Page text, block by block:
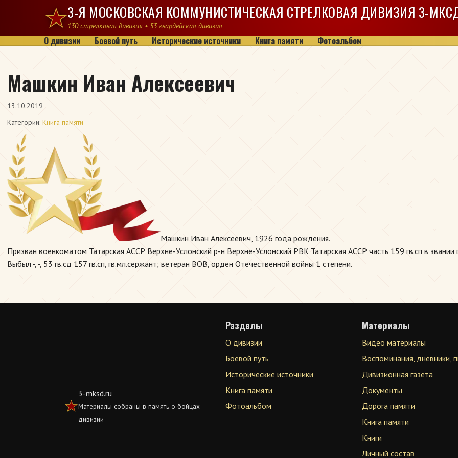
Перейти к содержимому3-Я МОСКОВСКАЯ КОММУНИСТИЧЕСКАЯ СТРЕЛКОВАЯ ДИВИЗИЯ 3-
130 стрелковая дивизия • 53 гвардейская дивизия
О дивизии Боевой путь Исторические источники Книга памяти Фотоальбом
Машкин Иван Алексеевич
13.10.2019
Категории: Книга памяти
Машкин Иван Алексеевич, 1926 года рождения.
Призван военкоматом Татарская АССР Верхне-Услонский р-н Верхне-Услонский РВК Татарская АССР часть 159 гв.сп в звании
Выбыл -, -, 53 гв.сд 157 гв.сп, гв.мл.сержант; ветеран ВОВ, орден Отечественной войны 1 степени.
3-mksd.ru
Материалы собраны в память о бойцах
дивизии
Разделы
О дивизии
Боевой путь
Исторические источники
Книга памяти
Фотоальбом
Материалы
Видео материалы
Воспоминания, дневники,
Дивизионная газета
Документы
Дорога памяти
Книга памяти
Книги
Личный состав